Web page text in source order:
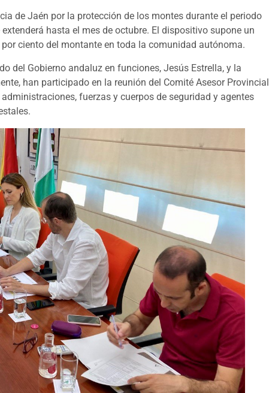
de Jaén por la protección de los montes durante el periodo
hasta el mes de octubre. El dispositivo supone un
ciento del montante en toda la comunidad autónoma.
del Gobierno andaluz en funciones, Jesús Estrella, y la
han participado en la reunión del Comité Asesor Provincial
fuerzas y cuerpos de seguridad y agentes